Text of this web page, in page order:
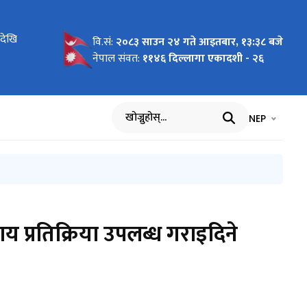
वि.सं: २०८३ साउन २४ गते आइतबार, १३:३८ बजे
नेपाल संवत: ११४६ दिल्लागा एकादशी - २६
खोज्नुहोस् भाषा चयन
NEP
उपलब्ध गराइदिने